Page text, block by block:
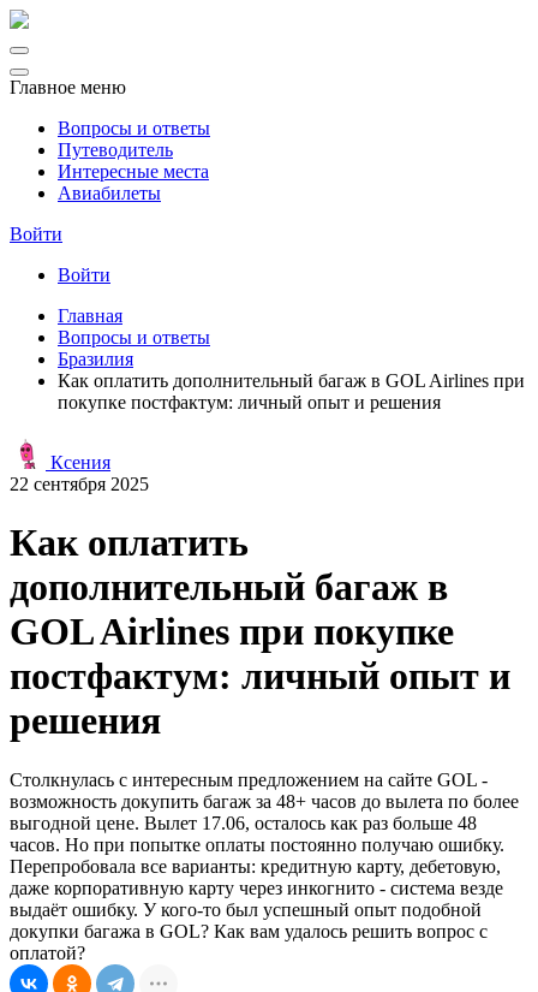
Главное меню
Вопросы и ответы
Путеводитель
Интересные места
Авиабилеты
Войти
Войти
Главная
Вопросы и ответы
Бразилия
Как оплатить дополнительный багаж в GOL Airlines при
покупке постфактум: личный опыт и решения
Ксения
22 сентября 2025
Как оплатить
дополнительный багаж в
GOL Airlines при покупке
постфактум: личный опыт и
решения
Столкнулась с интересным предложением на сайте GOL -
возможность докупить багаж за 48+ часов до вылета по более
выгодной цене. Вылет 17.06, осталось как раз больше 48
часов. Но при попытке оплаты постоянно получаю ошибку.
Перепробовала все варианты: кредитную карту, дебетовую,
даже корпоративную карту через инкогнито - система везде
выдаёт ошибку. У кого-то был успешный опыт подобной
докупки багажа в GOL? Как вам удалось решить вопрос с
оплатой?